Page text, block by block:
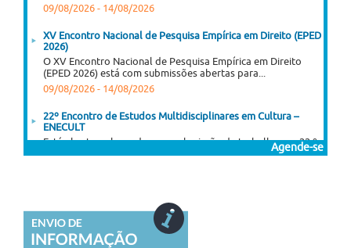
09/08/2026 - 14/08/2026
XV Encontro Nacional de Pesquisa Empírica em Direito (EPED
2026)
O XV Encontro Nacional de Pesquisa Empírica em Direito
(EPED 2026) está com submissões abertas para...
09/08/2026 - 14/08/2026
22º Encontro de Estudos Multidisciplinares em Cultura –
ENECULT
Está aberta a chamada para submissão de trabalhos ao 22.º
Enecult – Encontro de Estudos...
I Congresso Internacional Saramago Vive! reúne estudiosos
das literaturas de língua portuguesa em Belo Horizonte...
06/07/2026-30/11/2026
Agende-se